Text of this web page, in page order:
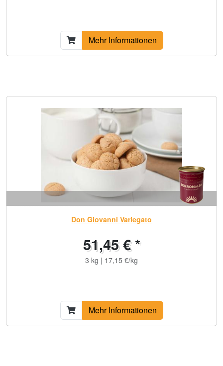
Mehr Informationen
Don Giovanni Variegato
51,45 € *
3 kg | 17,15 €/kg
Mehr Informationen